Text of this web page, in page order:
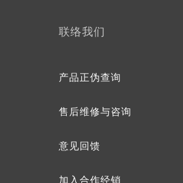
联络我们
产品正伪查询
售后维修与咨询
意见回馈
加入合作经销